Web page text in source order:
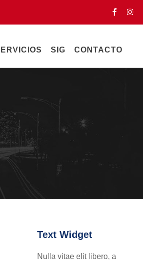
SIG CONTACTO
Text Widget
Nulla vitae elit libero, a